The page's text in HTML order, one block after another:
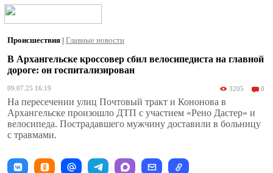
Происшествия | Главные новости
В Архангельске кроссовер сбил велосипедиста на главной
дороге: он госпитализирован
09.07.25 16:19 3205 0
На пересечении улиц Почтовый тракт и Кононова в
Архангельске произошло ДТП с участием «Рено Дастер» и
велосипеда. Пострадавшего мужчину доставили в больницу
с травмами.